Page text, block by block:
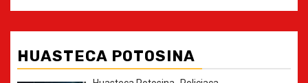
HUASTECA POTOSINA